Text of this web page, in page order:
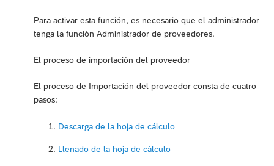
Para activar esta función, es necesario que el administrador
tenga la función Administrador de proveedores.
El proceso de importación del proveedor
El proceso de Importación del proveedor consta de cuatro
pasos:
Descarga de la hoja de cálculo
Llenado de la hoja de cálculo